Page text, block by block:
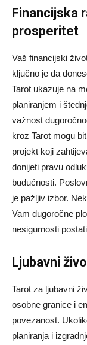
Financijska
prosperitet
Vaš financijski
ključno je da
Tarot ukazuje na
planiranjem i
važnost
kroz Tarot mogu
projekt koji
donijeti pravu
budućnosti.
je pažljiv izbor.
Vam dugoročne
nesigurnosti
Ljubavni
Tarot za ljubavni
osobne granice i
povezanost.
planiranja i